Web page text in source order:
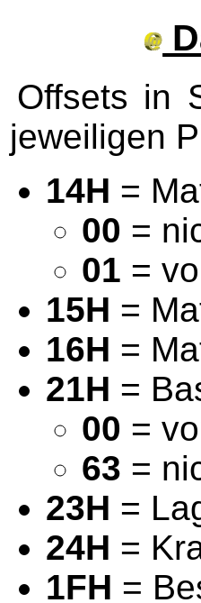
Offsets in
jeweiligen
14H =
00 =
01 =
15H =
16H =
21H =
00 =
63 =
23H =
24H =
1FH =